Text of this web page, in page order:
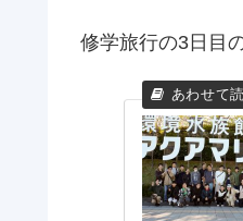
修学旅行の3日目